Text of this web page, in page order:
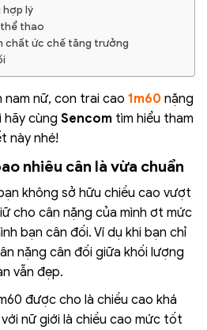
hợp lý
thể thao
chất ức chế tăng trưởng
nam nữ, con trai cao 1m60 nặng
hãy cùng Sencom tìm hiểu tham
này nhé!
nhiêu cân là vừa chuẩn
không sở hữu chiều cao vượt
cho cân nặng của mình ơt mức
bạn cân đối. Ví dụ khi bạn chỉ
nặng cân đối giữa khối lượng
vẫn đẹp.
được cho là chiều cao khá
nữ giới là chiều cao mức tốt